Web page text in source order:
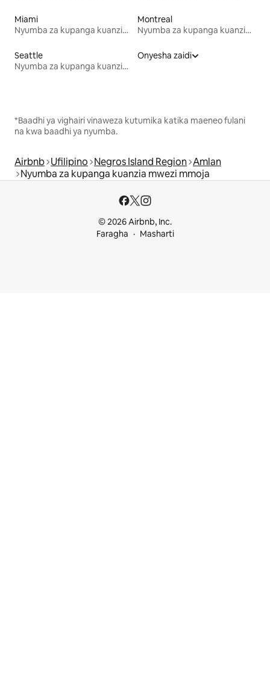
Miami
Nyumba za kupanga kuanzia mwezi mmoja
Montreal
Nyumba za kupanga kuanzia mwezi mmoja
Seattle
Nyumba za kupanga kuanzia mwezi mmoja
Onyesha zaidi
*Baadhi ya vighairi vinaweza kutumika katika maeneo fulani
na kwa baadhi ya nyumba.
Airbnb Ufilipino Negros Island Region Amlan
Nyumba za kupanga kuanzia mwezi mmoja
© 2026 Airbnb, Inc.
Faragha
Masharti